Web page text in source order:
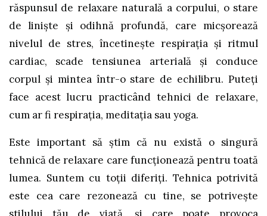
răspunsul de relaxare naturală a corpului, o stare
de liniște și odihnă profundă, care micșorează
nivelul de stres, încetinește respirația și ritmul
cardiac, scade tensiunea arterială și conduce
corpul și mintea într-o stare de echilibru. Puteți
face acest lucru practicând tehnici de relaxare,
cum ar fi respirația, meditația sau yoga.
Este important să știm că nu există o singură
tehnică de relaxare care funcționează pentru toată
lumea. Suntem cu toții diferiți. Tehnica potrivită
este cea care rezonează cu tine, se potrivește